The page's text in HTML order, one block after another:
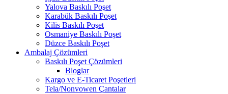
Yalova Baskılı Poşet
Karabük Baskılı Poşet
Kilis Baskılı Poşet
Osmaniye Baskılı Poşet
Düzce Baskılı Poşet
Ambalaj Çözümleri
Baskılı Poşet Çözümleri
Bloglar
Kargo ve E-Ticaret Poşetleri
Tela/Nonvowen Çantalar